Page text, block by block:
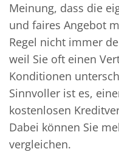
Meinung, dass die
und faires Angebot
Regel nicht immer
weil Sie oft einen
Konditionen
Sinnvoller ist es,
kostenlosen
Dabei können Sie
vergleichen.